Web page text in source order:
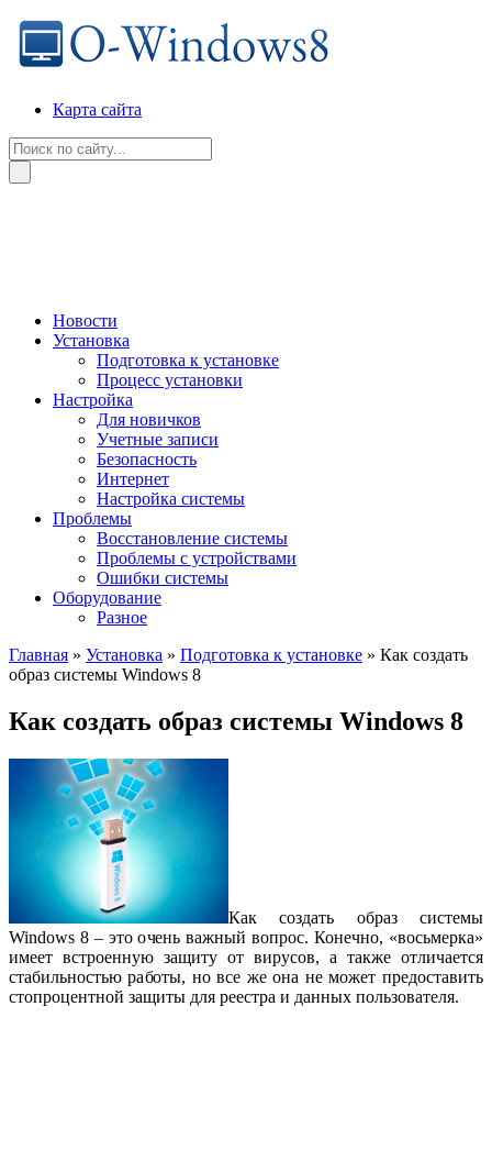
Карта сайта
Новости
Установка
Подготовка к установке
Процесс установки
Настройка
Для новичков
Учетные записи
Безопасность
Интернет
Настройка системы
Проблемы
Восстановление системы
Проблемы с устройствами
Ошибки системы
Оборудование
Разное
Главная » Установка » Подготовка к установке » Как создать
образ системы Windows 8
Как создать образ системы Windows 8
Как создать образ системы
Windows 8 – это очень важный вопрос. Конечно, «восьмерка»
имеет встроенную защиту от вирусов, а также отличается
стабильностью работы, но все же она не может предоставить
стопроцентной защиты для реестра и данных пользователя.